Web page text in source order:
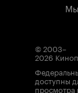
© 2003–
2026
доступны
просмотра